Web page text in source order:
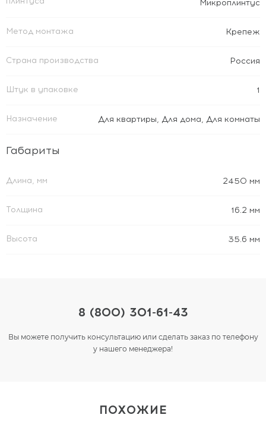
Микроплинтус
Метод монтажа Крепеж
Страна производства Россия
Штук в упаковке 1
Назначение Для квартиры, Для дома, Для комнаты
Габариты
Длина, мм 2450 мм
Толщина 16.2 мм
Высота 35.6 мм
8 (800) 301-61-43
Вы можете получить консультацию или сделать заказ по телефону
у нашего менеджера!
ПОХОЖИЕ